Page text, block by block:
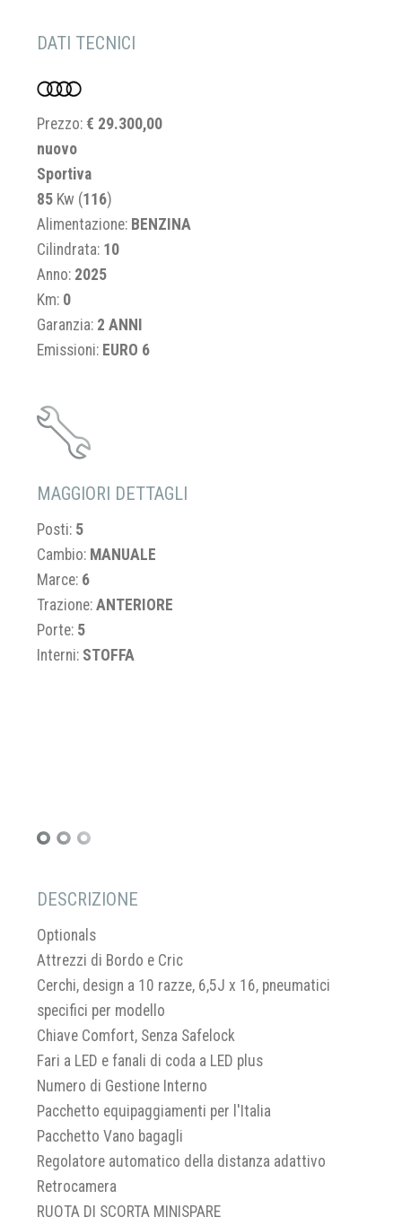
DATI TECNICI
Prezzo: € 29.300,00
nuovo
Sportiva
85 Kw (116)
Alimentazione: BENZINA
Cilindrata: 10
Anno: 2025
Km: 0
Garanzia: 2 ANNI
Emissioni: EURO 6
MAGGIORI DETTAGLI
Posti: 5
Cambio: MANUALE
Marce: 6
Trazione: ANTERIORE
Porte: 5
Interni: STOFFA
DESCRIZIONE
Optionals
Attrezzi di Bordo e Cric
Cerchi, design a 10 razze, 6,5J x 16, pneumatici
specifici per modello
Chiave Comfort, Senza Safelock
Fari a LED e fanali di coda a LED plus
Numero di Gestione Interno
Pacchetto equipaggiamenti per l'Italia
Pacchetto Vano bagagli
Regolatore automatico della distanza adattivo
Retrocamera
RUOTA DI SCORTA MINISPARE